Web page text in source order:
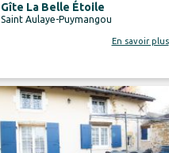
Gîte La Belle Étoile
Saint Aulaye-Puymangou
En savoir plus